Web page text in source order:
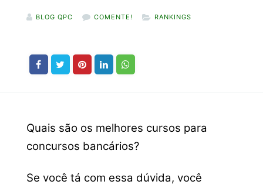
BLOG QPC COMENTE! RANKINGS
Quais são os melhores cursos para
concursos bancários?
Se você tá com essa dúvida, você